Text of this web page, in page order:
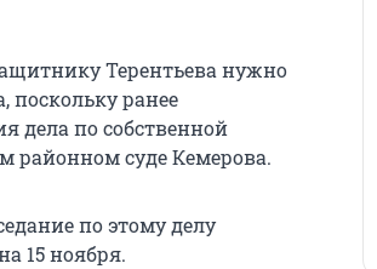
Терентьева нужно
поскольку ранее
дела по собственной
районном суде Кемерова.
по этому делу
15 ноября.